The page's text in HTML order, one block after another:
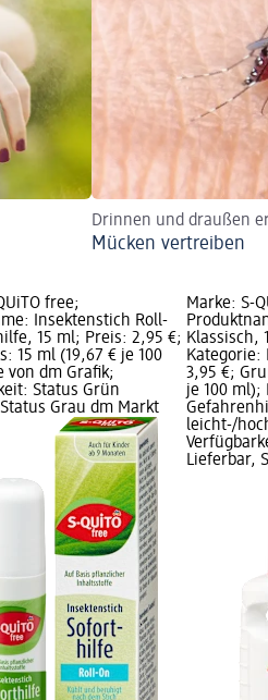
Drinnen und draußen
Mücken vertreiben
free;
Insektenstich Roll-
15 ml; Preis: 2,95 €;
15 ml (19,67 € je 100
von dm Grafik;
Status Grün
Grau dm Markt
Marke: S-
Klassisch,
Kategorie:
3,95 €;
je 100 ml);
leicht-/
Lieferbar,